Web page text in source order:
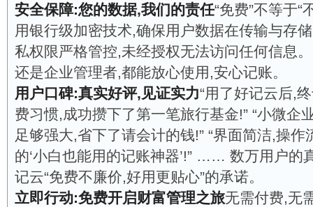
安全保障:您的数据,我们的责任“免费”不等于“
用银行级加密技术,确保用户数据在传输与存
私权限严格管控,未经授权无法访问任何信息
还是企业管理者,都能放心使用,安心记账。
用户口碑:真实好评,见证实力“用了好记云后,
费习惯,成功攒下了第一笔旅行基金!” “小微企
足够强大,省下了请会计的钱!” “界面简洁,操作
的‘小白也能用的记账神器’!” …… 数万用户的
记云“免费不廉价,好用更贴心”的承诺。
立即行动:免费开启财富管理之旅无需付费,无